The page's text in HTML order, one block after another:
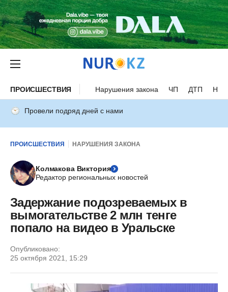
ПРОИСШЕСТВИЯ Нарушения закона ЧП ДТП
Провели подряд дней с нами
ПРОИСШЕСТВИЯ НАРУШЕНИЯ ЗАКОНА
Колмакова Виктория
Редактор региональных новостей
Задержание подозреваемых в
вымогательстве 2 млн тенге
попало на видео в Уральске
Опубликовано:
25 октября 2021, 15:29